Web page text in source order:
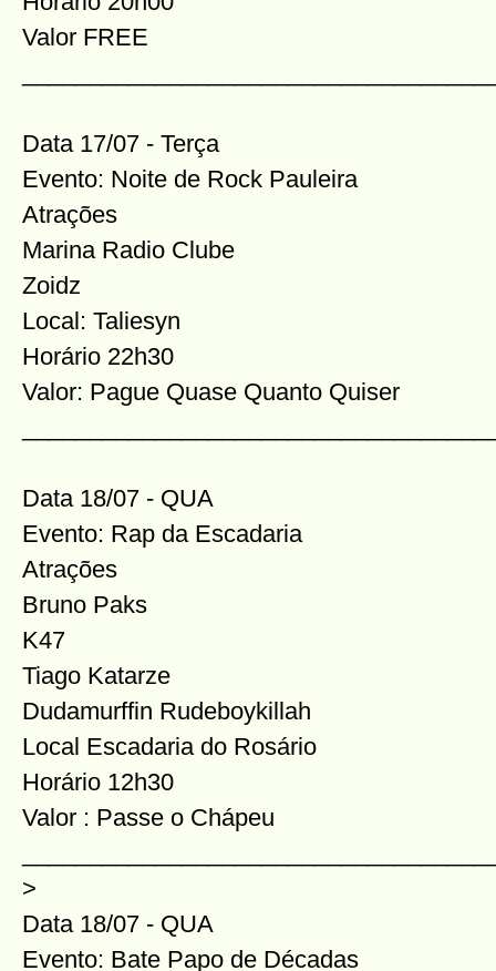
Valor FREE
Data 17/07 - Terça
Evento: Noite de Rock Pauleira
Atrações
Marina Radio Clube
Zoidz
Local: Taliesyn
Horário 22h30
Valor: Pague Quase Quanto Quiser
Data 18/07 - QUA
Evento: Rap da Escadaria
Atrações
Bruno Paks
K47
Tiago Katarze
Dudamurffin Rudeboykillah
Local Escadaria do Rosário
Horário 12h30
Valor : Passe o Chápeu
>
Data 18/07 - QUA
Evento: Bate Papo de Décadas